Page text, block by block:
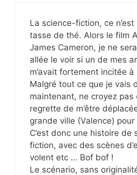
La science-fiction, ce n’est
tasse de thé. Alors le film
James Cameron, je ne
allée le voir si un de mes
m’avait fortement incitée à
Malgré tout ce que je vais
maintenant, ne croyez pas
regrette de m’être
grande ville (Valence) pour
C’est donc une histoire de
fiction, avec des scènes
volent etc … Bof bof !
Le scénario, sans